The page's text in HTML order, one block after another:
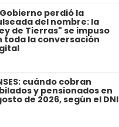
Gobierno perdió la
del nombre: la
de Tierras" se impuso
toda la conversación
cuándo cobran
y pensionados en
de 2026, según el DNI